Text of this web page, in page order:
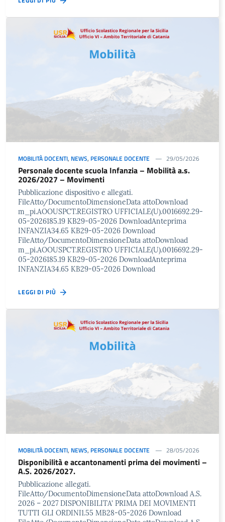
MOBILITÀ DOCENTI, NEWS, PERSONALE DOCENTE 29/05/2026
Personale docente scuola Infanzia – Mobilità a.s.
2026/2027 – Movimenti
Pubblicazione dispositivo e allegati.
FileAtto/DocumentoDimensioneData attoDownload
m_pi.AOOUSPCT.REGISTRO UFFICIALE(U).0016692.29-
05-2026185.19 KB29-05-2026 DownloadAnteprima
INFANZIA34.65 KB29-05-2026 Download
FileAtto/DocumentoDimensioneData attoDownload
m_pi.AOOUSPCT.REGISTRO UFFICIALE(U).0016692.29-
05-2026185.19 KB29-05-2026 DownloadAnteprima
INFANZIA34.65 KB29-05-2026 Download
LEGGI DI PIÙ
MOBILITÀ DOCENTI, NEWS, PERSONALE DOCENTE 28/05/2026
Disponibilità e accantonamenti prima dei movimenti –
A.S. 2026/2027.
Pubblicazione allegati.
FileAtto/DocumentoDimensioneData attoDownload A.S.
2026 – 2027 DISPONIBILITA' PRIMA DEI MOVIMENTI
TUTTI GLI ORDINI1.55 MB28-05-2026 Download